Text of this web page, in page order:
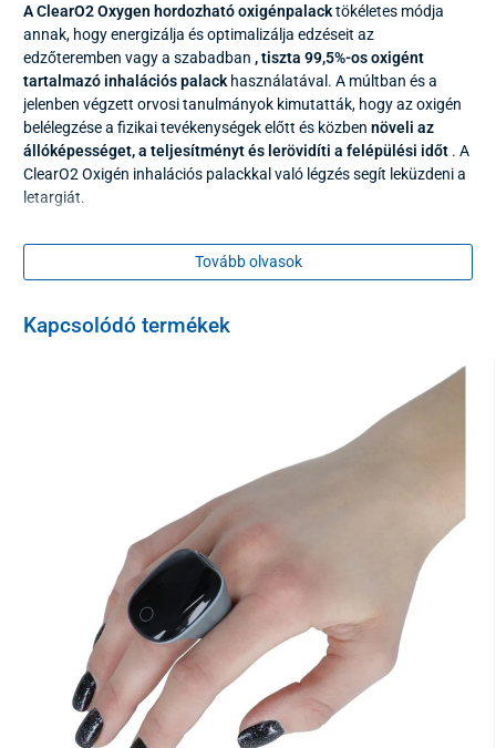
A ClearO2 Oxygen hordozható oxigénpalacktökéletes módja
annak, hogy energizálja és optimalizálja edzéseit az
edzőteremben vagy a szabadban , tiszta 99,5%-os oxigént
tartalmazó inhalációs palack használatával. A múltban és a
jelenben végzett orvosi tanulmányok kimutatták, hogy az oxigén
belélegzése a fizikai tevékenységek előtt és közben növeli az
állóképességet, a teljesítményt és lerövidíti a felépülési időt . A
ClearO2 Oxigén inhalációs palackkal való légzés segít leküzdeni a
letargiát.
Az oxigénlétfontosságú testünk ereje és vitalitása
szempontjából, mivel közvetlenül
biztosítja a test és az elme
összes funkciójának 90%-át
. Az emberi szervezetnek oxigénnel
Tovább olvasok
Kapcsolódó termékek